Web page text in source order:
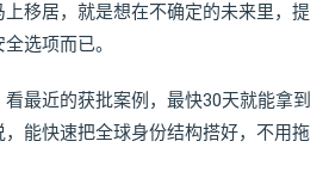
移居，就是想在不确定的未来里，提
选项而已。
最近的获批案例，最快30天就能拿到
能快速把全球身份结构搭好，不用拖